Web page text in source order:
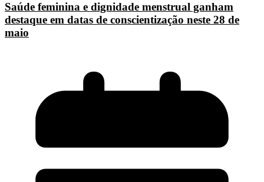
Saúde feminina e dignidade menstrual ganham
destaque em datas de conscientização neste 28 de
maio